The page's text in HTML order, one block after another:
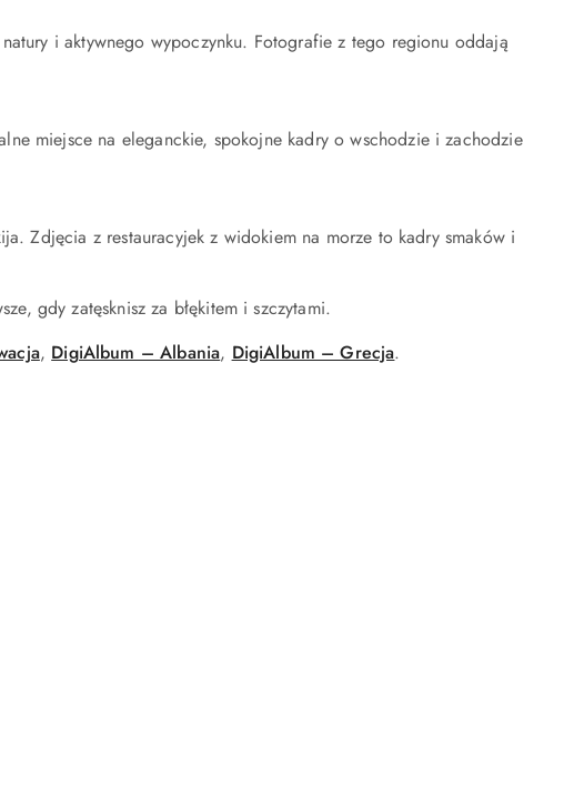
i aktywnego wypoczynku. Fotografie z tego regionu oddają
miejsce na eleganckie, spokojne kadry o wschodzie i zachodzie
Zdjęcia z restauracyjek z widokiem na morze to kadry smaków i
gdy zatęsknisz za błękitem i szczytami.
, DigiAlbum – Albania, DigiAlbum – Grecja.